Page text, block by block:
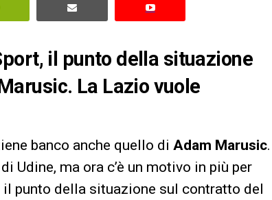
il punto della situazione
La Lazio vuole
banco anche quello di Adam Marusic.
Udine, ma ora c’è un motivo in più per
il punto della situazione sul contratto del